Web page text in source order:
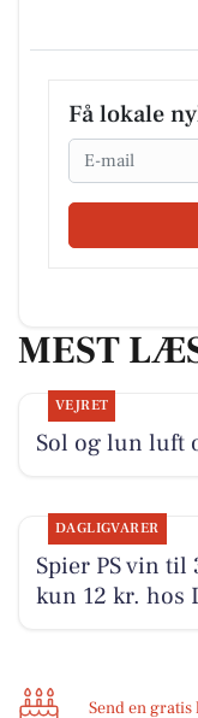
Få lokale
Email
MEST
VEJRET
Sol og lun luft
DAGLIGVARER
Spier PS vin
kun 12 kr. hos
Send en